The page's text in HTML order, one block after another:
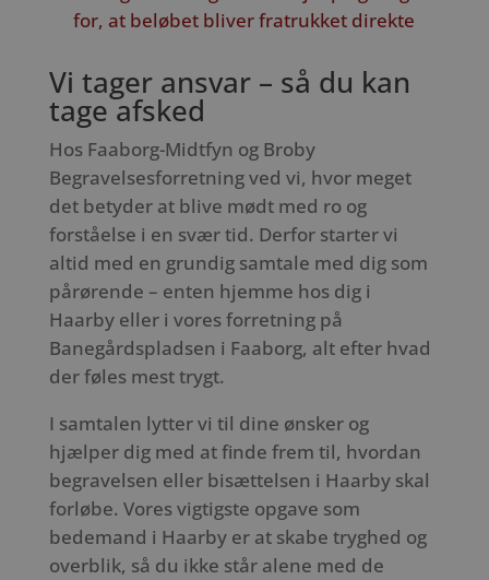
for, at beløbet bliver fratrukket direkte
Vi tager ansvar – så du kan
tage afsked
Hos Faaborg-Midtfyn og Broby
Begravelsesforretning ved vi, hvor meget
det betyder at blive mødt med ro og
forståelse i en svær tid. Derfor starter vi
altid med en grundig samtale med dig som
pårørende – enten hjemme hos dig i
Haarby eller i vores forretning på
Banegårdspladsen i Faaborg, alt efter hvad
der føles mest trygt.
I samtalen lytter vi til dine ønsker og
hjælper dig med at finde frem til, hvordan
begravelsen eller bisættelsen i Haarby skal
forløbe. Vores vigtigste opgave som
bedemand i Haarby er at skabe tryghed og
overblik, så du ikke står alene med de